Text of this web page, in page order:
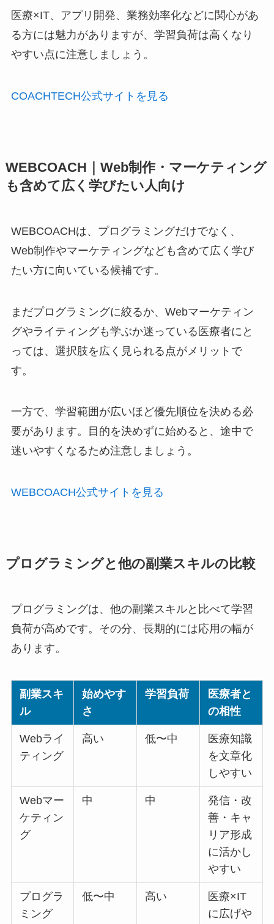
医療×IT、アプリ開発、業務効率化などに関心があ
る方には魅力がありますが、学習負荷は高くなり
やすい点に注意しましょう。
COACHTECH公式サイトを見る
WEBCOACH｜Web制作・マーケティング
も含めて広く学びたい人向け
WEBCOACHは、プログラミングだけでなく、
Web制作やマーケティングなども含めて広く学び
たい方に向いている候補です。
まだプログラミングに絞るか、Webマーケティン
グやライティングも学ぶか迷っている医療者にと
っては、選択肢を広く見られる点がメリットで
す。
一方で、学習範囲が広いほど優先順位を決める必
要があります。目的を決めずに始めると、途中で
迷いやすくなるため注意しましょう。
WEBCOACH公式サイトを見る
プログラミングと他の副業スキルの比較
プログラミングは、他の副業スキルと比べて学習
負荷が高めです。その分、長期的には応用の幅が
あります。
副業スキ
ル
始めやす
さ
学習負荷
医療者と
の相性
Webライ
ティング
高い 低〜中
医療知識
を文章化
しやすい
Webマー
ケティン
グ
中 中
発信・改
善・キャ
リア形成
に活かし
やすい
プログラ
ミング
低〜中 高い
医療×IT
に広げや